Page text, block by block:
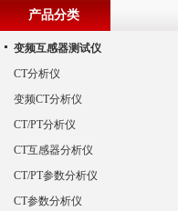
产品分类
变频互感器测试仪
CT分析仪
变频CT分析仪
CT/PT分析仪
CT互感器分析仪
CT/PT参数分析仪
CT参数分析仪